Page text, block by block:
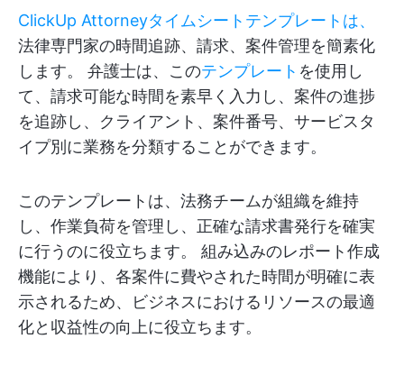
ClickUp Attorneyタイムシートテンプレートは、
法律専門家の時間追跡、請求、案件管理を簡素化
します。 弁護士は、このテンプレート を使用し
て、請求可能な時間を素早く入力し、案件の進捗
を追跡し、クライアント、案件番号、サービスタ
イプ別に業務を分類することができます。
このテンプレートは、法務チームが組織を維持
し、作業負荷を管理し、正確な請求書発行を確実
に行うのに役立ちます。 組み込みのレポート作成
機能により、各案件に費やされた時間が明確に表
示されるため、ビジネスにおけるリソースの最適
化と収益性の向上に役立ちます。